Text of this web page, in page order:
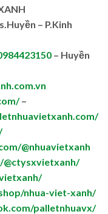
– P.Kinh
– Huyền
–
@nhuavietxanh
nhua-viet-xanh/
palletnhuavx/